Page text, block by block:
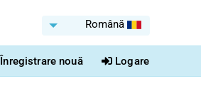
Română
Înregistrare nouă Logare